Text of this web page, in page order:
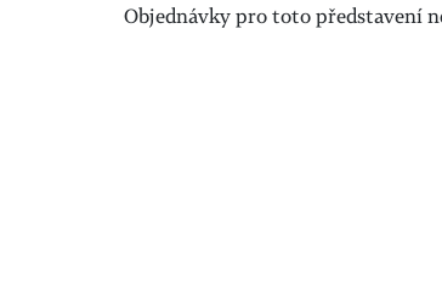
Objednávky pro toto představení